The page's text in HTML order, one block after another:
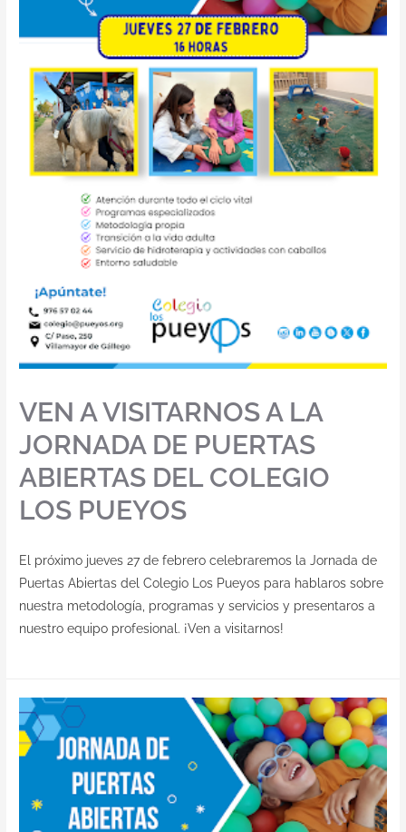
VEN A VISITARNOS A LA
JORNADA DE PUERTAS
ABIERTAS DEL COLEGIO
LOS PUEYOS
El próximo jueves 27 de febrero celebraremos la Jornada de
Puertas Abiertas del Colegio Los Pueyos para hablaros sobre
nuestra metodología, programas y servicios y presentaros a
nuestro equipo profesional. ¡Ven a visitarnos!